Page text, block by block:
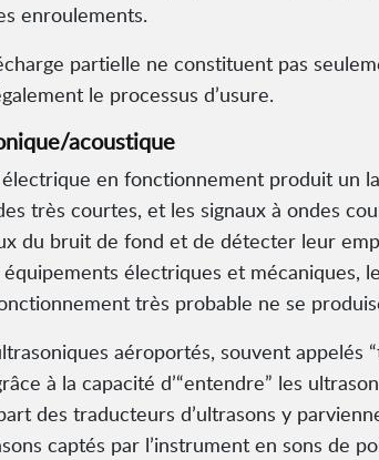
enroulements.
partielle ne constituent pas
le processus d’usure.
acoustique
en fonctionnement produit un
très courtes, et les signaux à ondes
du bruit de fond et de détecter leur
électriques et
très probable ne se
aéroportés, souvent appelés
à la capacité d’“entendre” les
des traducteurs d’ultrasons y
captés par l’instrument en sons de